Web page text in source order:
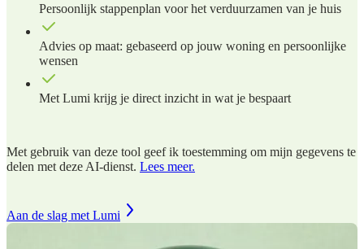
Persoonlijk stappenplan voor het verduurzamen van je huis
Advies op maat: gebaseerd op jouw woning en persoonlijke
wensen
Met Lumi krijg je direct inzicht in wat je bespaart
Met gebruik van deze tool geef ik toestemming om mijn gegevens te
delen met deze AI-dienst. Lees meer.
Aan de slag met Lumi